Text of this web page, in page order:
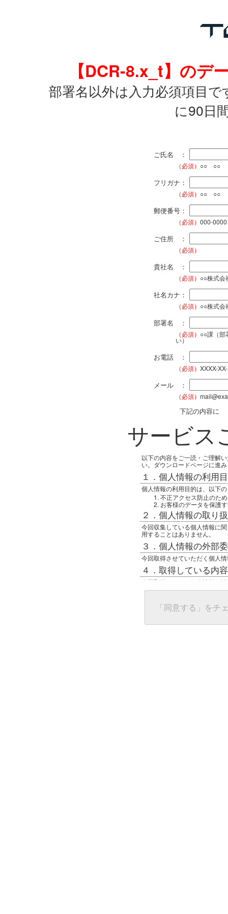
【DCR-8.x_t】のデ
部署名以外は入力必須項目
に90日
ご氏名 ：
（必須） ○○ ○○
フリガナ：
（必須） ○○ ○○
郵便番号：
（必須） 000-0000
ご住所 ：
（必須）
貴社名 ：
（必須） ○○株式会
社名カナ：
（必須） ○○株式会
部署名 ：
（必須） ○○課（部
い）
お電話 ：
（必須） XXXX-
メール ：
（必須）
下記の内容に
サービス
以下の内容をご一読・ご理解
い。ダウンロードページに進
１．個人情報の利用
個人情報の利用目的は、以下
不正アクセス防止のため
お客様のデータを保護
２．個人情報の取り
今回収集している個人情報に
用することはありません。
３．個人情報の外部
今回取得させていただく個人
４．取得している内
今回取得している個人情報は
任意の名前
グローバルIPアドレス
接続ホスト情報
５．個人情報に関す
「同意する」をチ